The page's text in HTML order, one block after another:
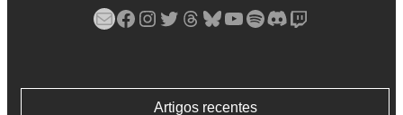
Mail Facebook Instagram Twitter Threads Bluesky YouTube Spotify Discord Twitch
Artigos recentes